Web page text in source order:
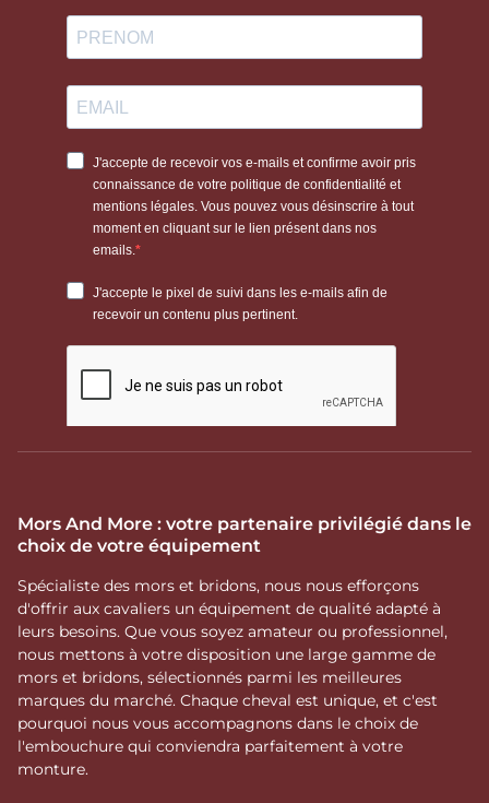
Mors And More : votre partenaire privilégié dans le
choix de votre équipement
Spécialiste des mors et bridons, nous nous efforçons
d'offrir aux cavaliers un équipement de qualité adapté à
leurs besoins. Que vous soyez amateur ou professionnel,
nous mettons à votre disposition une large gamme de
mors et bridons, sélectionnés parmi les meilleures
marques du marché. Chaque cheval est unique, et c'est
pourquoi nous vous accompagnons dans le choix de
l'embouchure qui conviendra parfaitement à votre
monture.